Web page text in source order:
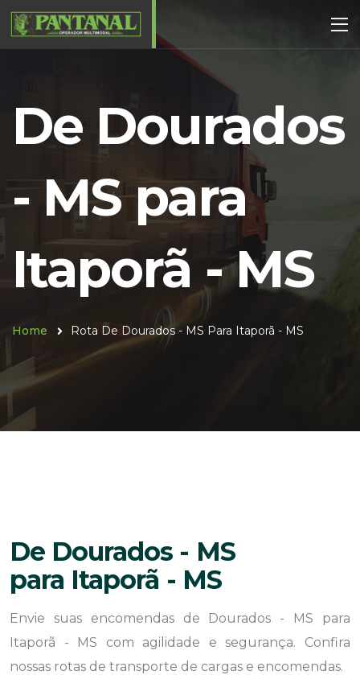
De Dourados
- MS para
Itaporã - MS
Home Rota De Dourados - MS Para Itaporã - MS
De Dourados - MS
para Itaporã - MS
Envie suas encomendas de Dourados - MS para
Itaporã - MS com agilidade e segurança. Confira
nossas rotas de transporte de cargas e encomendas.